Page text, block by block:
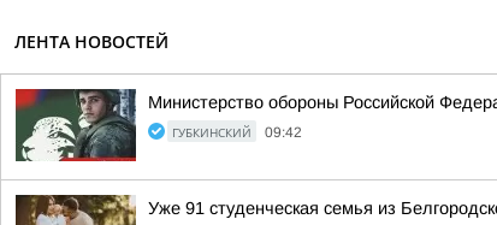
ЛЕНТА НОВОСТЕЙ
Министерство обороны Российской
ГУБКИНСКИЙ 09:42
Уже 91 студенческая семья из